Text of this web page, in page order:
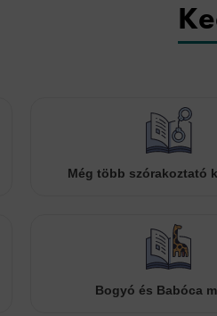
Még több szórakoztató
Bogyó és Babóca